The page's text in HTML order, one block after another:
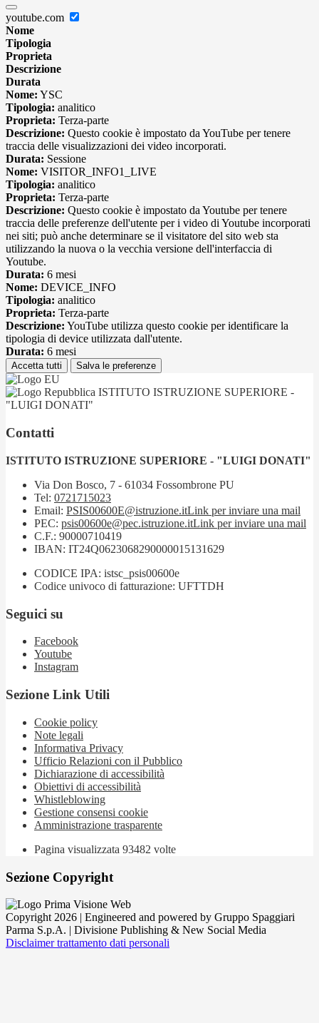
youtube.com
Nome
Tipologia
Proprieta
Descrizione
Durata
Nome: YSC
Tipologia: analitico
Proprieta: Terza-parte
Descrizione: Questo cookie è impostato da YouTube per tenere
traccia delle visualizzazioni dei video incorporati.
Durata: Sessione
Nome: VISITOR_INFO1_LIVE
Tipologia: analitico
Proprieta: Terza-parte
Descrizione: Questo cookie è impostato da Youtube per tenere
traccia delle preferenze dell'utente per i video di Youtube incorporati
nei siti; può anche determinare se il visitatore del sito web sta
utilizzando la nuova o la vecchia versione dell'interfaccia di
Youtube.
Durata: 6 mesi
Nome: DEVICE_INFO
Tipologia: analitico
Proprieta: Terza-parte
Descrizione: YouTube utilizza questo cookie per identificare la
tipologia di device utilizzata dall'utente.
Durata: 6 mesi
Accetta tutti Salva le preferenze
ISTITUTO ISTRUZIONE SUPERIORE -
"LUIGI DONATI"
Contatti
ISTITUTO ISTRUZIONE SUPERIORE - "LUIGI DONATI"
Via Don Bosco, 7 - 61034 Fossombrone PU
Tel: 0721715023
Email: PSIS00600E@istruzione.itLink per inviare una mail
PEC: psis00600e@pec.istruzione.itLink per inviare una mail
C.F.: 90000710419
IBAN: IT24Q0623068290000015131629
CODICE IPA: istsc_psis00600e
Codice univoco di fatturazione: UFTTDH
Seguici su
Facebook
Youtube
Instagram
Sezione Link Utili
Cookie policy
Note legali
Informativa Privacy
Ufficio Relazioni con il Pubblico
Dichiarazione di accessibilità
Obiettivi di accessibilità
Whistleblowing
Gestione consensi cookie
Amministrazione trasparente
Pagina visualizzata 93482 volte
Sezione Copyright
Copyright 2026 | Engineered and powered by Gruppo Spaggiari
Parma S.p.A. | Divisione Publishing & New Social Media
Disclaimer trattamento dati personali